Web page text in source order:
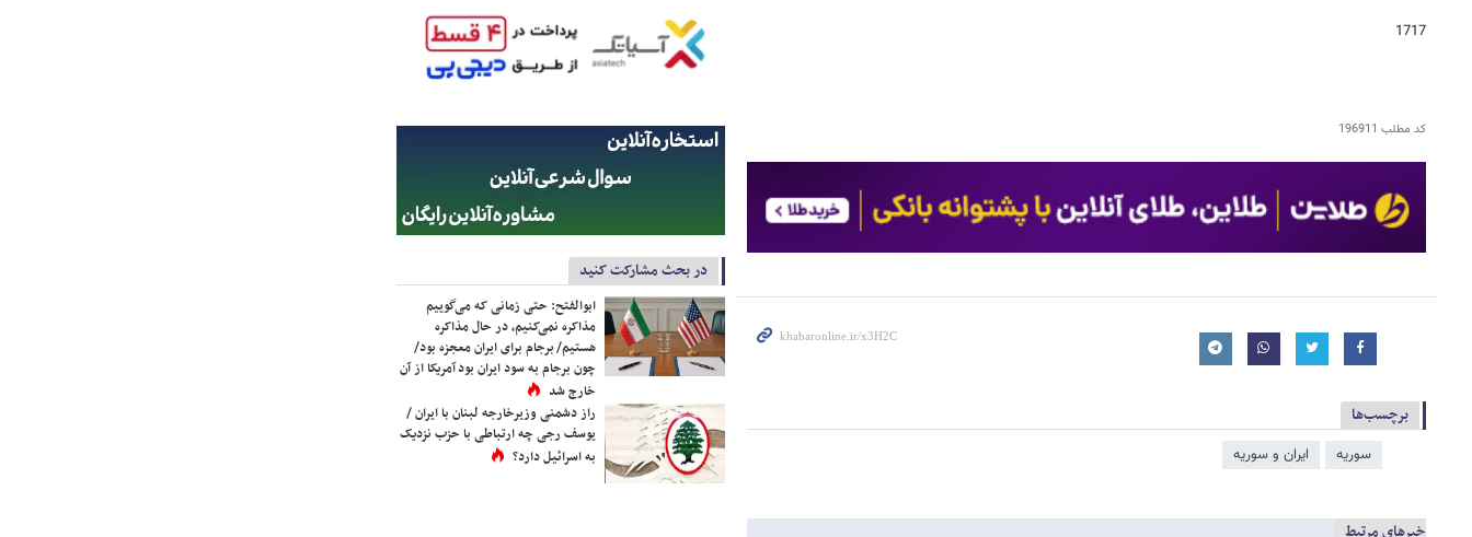
1717
کد مطلب 196911
برچسب‌ها
سوریه ایران و سوریه
در بحث مشارکت کنید
ابوالفتح: حتی زمانی که می‌گوییم
مذاکره نمی‌کنیم، در حال مذاکره
هستیم/ برجام برای ایران معجزه بود/
چون برجام به سود ایران بود آمریکا از آن
خارج شد
راز دشمنی وزیرخارجه لبنان با ایران /
یوسف رجی چه ارتباطی با حزب نزدیک
به اسرائیل دارد؟